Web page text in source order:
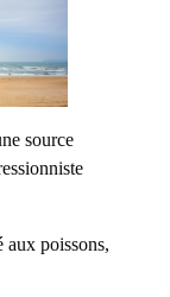
source
aux poissons,